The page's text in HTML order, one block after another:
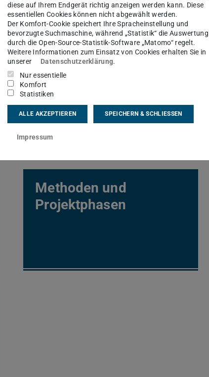
auf den natürlichen Kontext alltäglicher
untersucht werden.
Training gefördert, dessen Auswirkungen auf
untersucht werden.
Scheibe)
Methoden und
Projektphasen
diese auf Ihrem Endgerät richtig anzeigen werden kann. Diese
essentiellen Cookies können nicht abgewählt werden.
Der Komfort-Cookie speichert Ihre Spracheinstellung und
bevorzugte Suchmaschine, während „Statistik“ die Auswertung
durch die Open-Source-Statistik-Software „Matomo“ regelt.
Weitere Informationen zum Einsatz von Cookies erhalten Sie in
unserer
Datenschutzerklärung.
Nur essentielle
Komfort
Statistiken
ALLE AKZEPTIEREN SPEICHERN & SCHLIESSEN
Impressum